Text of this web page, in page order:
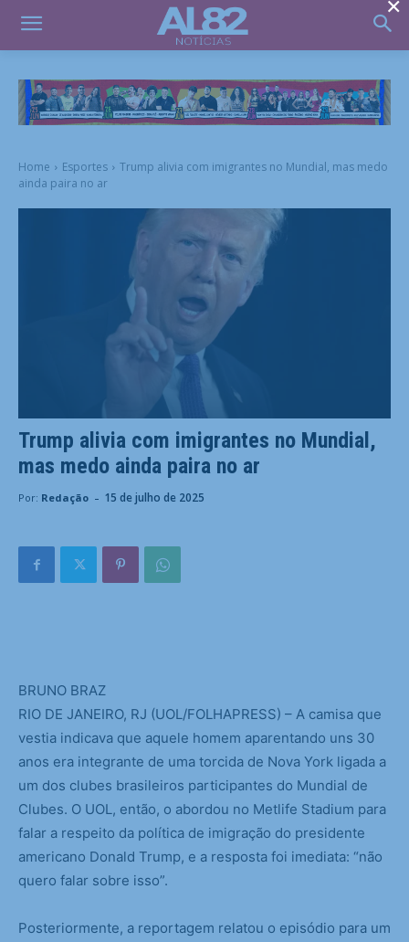
Home Esportes
Trump alivia com imigrantes no Mundial, mas medo
ainda paira no ar
Trump alivia com imigrantes no Mundial,
mas medo ainda paira no ar
Por: Redação - 15 de julho de 2025
BRUNO BRAZ
RIO DE JANEIRO, RJ (UOL/FOLHAPRESS) – A camisa que
vestia indicava que aquele homem aparentando uns 30
anos era integrante de uma torcida de Nova York ligada a
um dos clubes brasileiros participantes do Mundial de
Clubes. O UOL, então, o abordou no Metlife Stadium para
falar a respeito da política de imigração do presidente
americano Donald Trump, e a resposta foi imediata: “não
quero falar sobre isso”.
Posteriormente, a reportagem relatou o episódio para um